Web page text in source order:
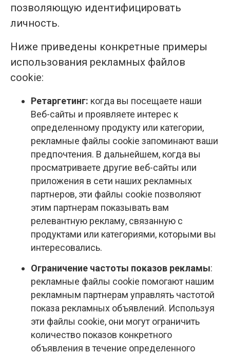
позволяющую идентифицировать
личность.
Ниже приведены конкретные примеры
использования рекламных файлов
cookie:
Ретаргетинг: когда вы посещаете наши
Веб-сайты и проявляете интерес к
определенному продукту или категории,
рекламные файлы cookie запоминают ваши
предпочтения. В дальнейшем, когда вы
просматриваете другие веб-сайты или
приложения в сети наших рекламных
партнеров, эти файлы cookie позволяют
этим партнерам показывать вам
релевантную рекламу, связанную с
продуктами или категориями, которыми вы
интересовались.
Ограничение частоты показов рекламы:
рекламные файлы cookie помогают нашим
рекламным партнерам управлять частотой
показа рекламных объявлений. Используя
эти файлы cookie, они могут ограничить
количество показов конкретного
объявления в течение определенного